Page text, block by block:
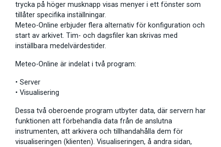
trycka på höger musknapp visas menyer i ett fönster som
tillåter specifika inställningar.
Meteo-Online erbjuder flera alternativ för konfiguration och
start av arkivet. Tim- och dagsfiler kan skrivas med
inställbara medelvärdestider.
Meteo-Online är indelat i två program:
• Server
• Visualisering
Dessa två oberoende program utbyter data, där servern har
funktionen att förbehandla data från de anslutna
instrumenten, att arkivera och tillhandahålla dem för
visualiseringen (klienten). Visualiseringen, å andra sidan,